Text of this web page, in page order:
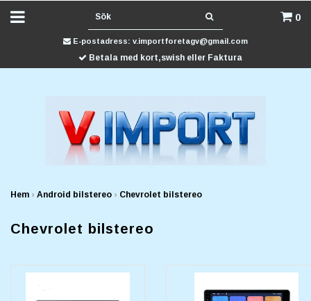
0
E-postadress: v.importforetagv@gmail.com
Betala med kort,swish eller Faktura
Hem › Android bilstereo › Chevrolet bilstereo
Chevrolet bilstereo